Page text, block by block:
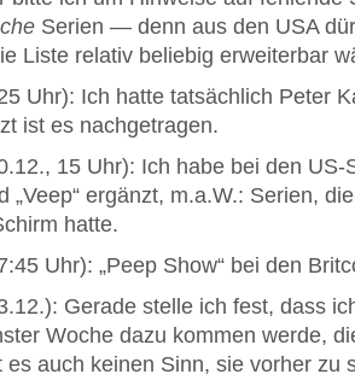
Serien — denn aus den USA
Liste relativ beliebig erweiterbar
Uhr): Ich hatte tatsächlich Peter
ist es nachgetragen.
15 Uhr): Ich habe bei den US-
„Veep“ ergänzt, m.a.W.: Serien,
hatte.
Uhr): „Peep Show“ bei den
Gerade stelle ich fest, dass
Woche dazu kommen werde,
es auch keinen Sinn, sie vorher zu